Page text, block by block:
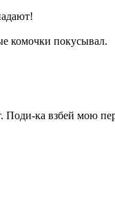
комочки покусывал.
Поди-ка взбей мою